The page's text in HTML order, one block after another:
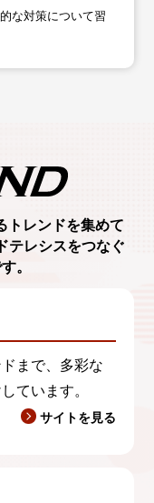
な対策について習
トレンドを集めて
テレシスをつなぐ
。
まで、多彩な
ています。
サイトを見る